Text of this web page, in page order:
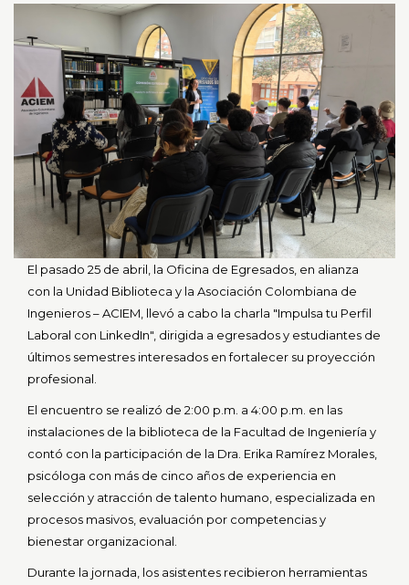
El pasado 25 de abril, la Oficina de Egresados, en alianza
con la Unidad Biblioteca y la Asociación Colombiana de
Ingenieros – ACIEM, llevó a cabo la charla "Impulsa tu Perfil
Laboral con LinkedIn", dirigida a egresados y estudiantes de
últimos semestres interesados en fortalecer su proyección
profesional.
El encuentro se realizó de 2:00 p.m. a 4:00 p.m. en las
instalaciones de la biblioteca de la Facultad de Ingeniería y
contó con la participación de la Dra. Erika Ramírez Morales,
psicóloga con más de cinco años de experiencia en
selección y atracción de talento humano, especializada en
procesos masivos, evaluación por competencias y
bienestar organizacional.
Durante la jornada, los asistentes recibieron herramientas
total
registros
Anterior
Siguiente